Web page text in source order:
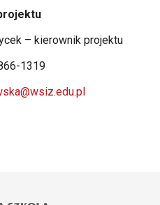
– kierownik projektu
1319